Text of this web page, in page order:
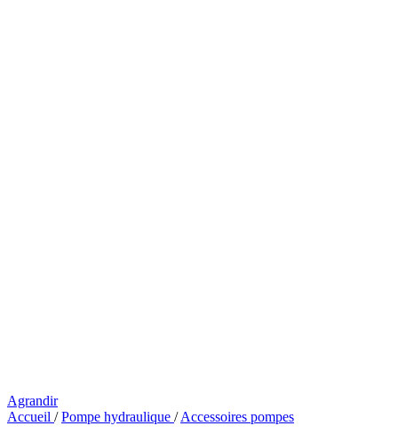
Agrandir
Accueil / Pompe hydraulique / Accessoires pompes